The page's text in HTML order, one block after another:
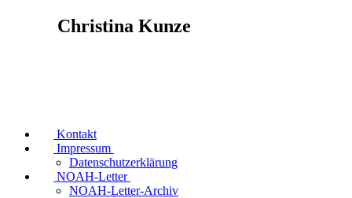
Christina Kunze
Kontakt
Impressum
Datenschutzerklärung
NOAH-Letter
NOAH-Letter-Archiv